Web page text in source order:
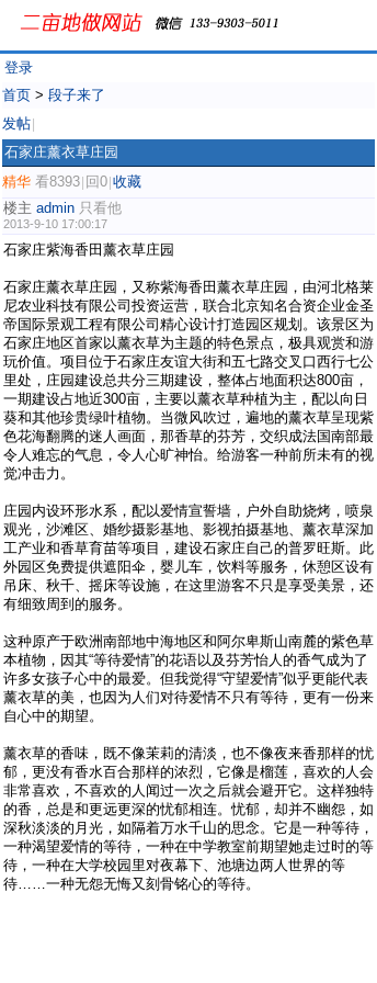
登录
首页 > 段子来了
发帖
石家庄薰衣草庄园
精华 看8393 回0 收藏
楼主 admin 只看他
2013-9-10 17:00:17
石家庄紫海香田薰衣草庄园
石家庄薰衣草庄园，又称紫海香田薰衣草庄园，由河北格莱
尼农业科技有限公司投资运营，联合北京知名合资企业金圣
帝国际景观工程有限公司精心设计打造园区规划。该景区为
石家庄地区首家以薰衣草为主题的特色景点，极具观赏和游
玩价值。项目位于石家庄友谊大街和五七路交叉口西行七公
里处，庄园建设总共分三期建设，整体占地面积达800亩，
一期建设占地近300亩，主要以薰衣草种植为主，配以向日
葵和其他珍贵绿叶植物。当微风吹过，遍地的薰衣草呈现紫
色花海翻腾的迷人画面，那香草的芬芳，交织成法国南部最
令人难忘的气息，令人心旷神怡。给游客一种前所未有的视
觉冲击力。
庄园内设环形水系，配以爱情宣誓墙，户外自助烧烤，喷泉
观光，沙滩区、婚纱摄影基地、影视拍摄基地、薰衣草深加
工产业和香草育苗等项目，建设石家庄自己的普罗旺斯。此
外园区免费提供遮阳伞，婴儿车，饮料等服务，休憩区设有
吊床、秋千、摇床等设施，在这里游客不只是享受美景，还
有细致周到的服务。
这种原产于欧洲南部地中海地区和阿尔卑斯山南麓的紫色草
本植物，因其“等待爱情”的花语以及芬芳怡人的香气成为了
许多女孩子心中的最爱。但我觉得“守望爱情”似乎更能代表
薰衣草的美，也因为人们对待爱情不只有等待，更有一份来
自心中的期望。
薰衣草的香味，既不像茉莉的清淡，也不像夜来香那样的忧
郁，更没有香水百合那样的浓烈，它像是榴莲，喜欢的人会
非常喜欢，不喜欢的人闻过一次之后就会避开它。这样独特
的香，总是和更远更深的忧郁相连。忧郁，却并不幽怨，如
深秋淡淡的月光，如隔着万水千山的思念。它是一种等待，
一种渴望爱情的等待，一种在中学教室前期望她走过时的等
待，一种在大学校园里对夜幕下、池塘边两人世界的等
待……一种无怨无悔又刻骨铭心的等待。